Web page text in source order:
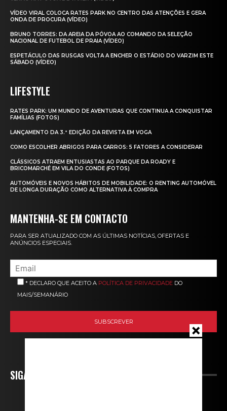
VÍDEO VIRAL COLOCA RATES PARK NO CENTRO DAS ATENÇÕES E GERA
ONDA DE PROCURA (VÍDEO)
BRUNO TORRES: DA AREIA DA PÓVOA AO COMANDO DA SELEÇÃO
NACIONAL DE FUTEBOL DE PRAIA (VÍDEO)
ESPETÁCULO DAS RUSGAS VOLTA A ENCHER O ESTÁDIO DO VARZIM ESTE
SÁBADO (VÍDEO)
LIFESTYLE
RATES PARK: UM MUNDO DE AVENTURAS QUE CONTINUA A CONQUISTAR
FAMÍLIAS (FOTOS)
LANÇAMENTO DA 3.ª EDIÇÃO DA REVISTA EM VOGA
COMO ESCOLHER ABRIGOS PARA CARROS: 5 FATORES A CONSIDERAR
CLÁSSICOS ATRAEM ENTUSIASTAS AO PARQUE DA ROADY E
BRICOMARCHÉ EM VILA DO CONDE (FOTOS)
AUTOMÓVEIS E NOVOS HÁBITOS DE MOBILIDADE: O RENTING AUTOMÓVEL
DE LONGA DURAÇÃO COMO ALTERNATIVA À COMPRA
MANTENHA-SE EM CONTACTO
PARA SER ATUALIZADO COM AS ÚLTIMAS NOTÍCIAS, OFERTAS E
ANÚNCIOS ESPECIAIS.
* DECLARO QUE ACEITO A POLÍTICA DE PRIVACIDADE DO
MAIS/SEMANÁRIO
SIGA-NOS